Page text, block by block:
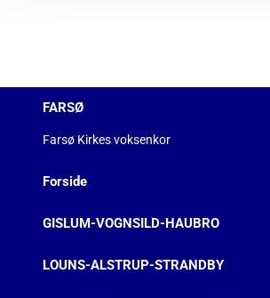
FARSØ
Farsø Kirkes voksenkor
Forside
GISLUM-VOGNSILD-HAUBRO
LOUNS-ALSTRUP-STRANDBY